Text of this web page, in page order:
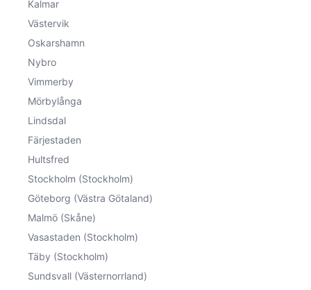
Kalmar
Västervik
Oskarshamn
Nybro
Vimmerby
Mörbylånga
Lindsdal
Färjestaden
Hultsfred
Stockholm (Stockholm)
Göteborg (Västra Götaland)
Malmö (Skåne)
Vasastaden (Stockholm)
Täby (Stockholm)
Sundsvall (Västernorrland)